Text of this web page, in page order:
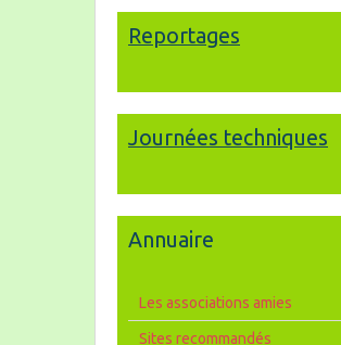
Reportages
Journées techniques
Annuaire
Les associations amies
Sites recommandés